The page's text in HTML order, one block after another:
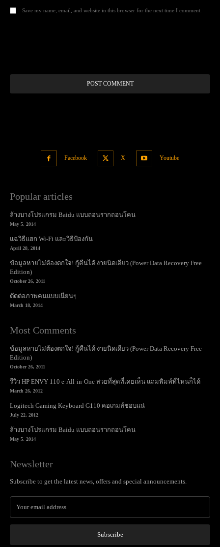
Save my name, email, and website in this browser for the next time I comment.
Facebook X Youtube
Popular articles
ล้างบางโปรแกรม Baidu แบบถอนรากถอนโคน
May 5, 2014
แฉวิธีแฮก Wi-Fi และวิธีป้องกัน
April 28, 2014
ข้อมูลหายไม่ต้องตกใจ! กู้คืนได้ ง่ายนิดเดียว (Power Data Recovery Free
Edition)
October 26, 2011
ตัดต่อภาพคนแบบเนียนๆ
March 18, 2014
Most Comments
ข้อมูลหายไม่ต้องตกใจ! กู้คืนได้ ง่ายนิดเดียว (Power Data Recovery Free
Edition)
October 26, 2011
รีวิว HP ENVY 110 e-All-in-One สวยที่สุดที่เคยเห็น แถมพิมพ์ที่ไหนก็ได้
March 26, 2012
Logitech Gaming Keyboard G110 คอเกมส์ชอบแน่
July 22, 2012
ล้างบางโปรแกรม Baidu แบบถอนรากถอนโคน
May 5, 2014
Newsletter
Subscribe to get the latest news, offers and special announcements.
Subscribe